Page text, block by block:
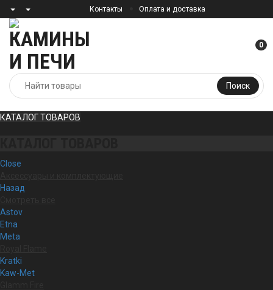
Контакты Оплата и доставка
Поиск
0
КАТАЛОГ ТОВАРОВ
Close
Назад
Astov
Etna
Meta
Kratki
Kaw-Met